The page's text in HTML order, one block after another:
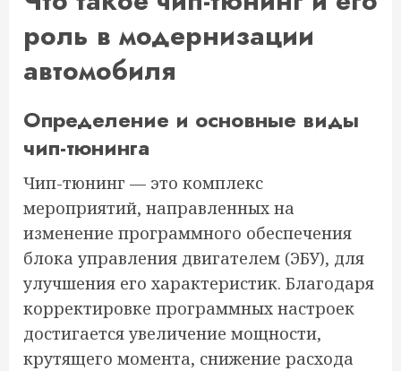
роль в модернизации
автомобиля
Определение и основные виды
чип-тюнинга
Чип-тюнинг — это комплекс
мероприятий, направленных на
изменение программного обеспечения
блока управления двигателем (ЭБУ), для
улучшения его характеристик. Благодаря
корректировке программных настроек
достигается увеличение мощности,
крутящего момента, снижение расхода